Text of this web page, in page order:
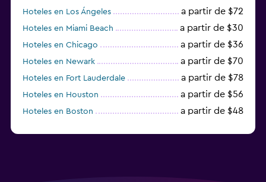
Hoteles en Los Ángeles a partir de $72
Hoteles en Miami Beach a partir de $30
Hoteles en Chicago a partir de $36
Hoteles en Newark a partir de $70
Hoteles en Fort Lauderdale a partir de $78
Hoteles en Houston a partir de $56
Hoteles en Boston a partir de $48